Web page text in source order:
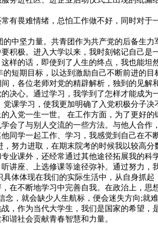
难情绪，总怕工作做不好，同时对于一
力量。共青团作为共产党的后备生力
积极。进入大学以来，我时刻铭记自己
样的话，即使到了人生的终点，我也能坦
目标，以达到激励自己不断前进的目
，各位老师对党的精辟解析，独到的见
决心。通过学习，我学到了怎样才能成为
习，使我更加明确了入党积极分子决
入党一生一世。 在工作方面，为了更好
会了与别人交流的一些方法。与他人合
同学一起工作、学习，我感觉到自己在不
进取，在期末院考的时候我以较高分
业课外，还经常通过其他途径拓展我的
讲座、上选修课等途径弥补。通过努力，
现在我们的实际生活中，从自身抓起
在不断地学习中完善自我。在政治上，思
就会缺少人生航标，便会迷失方向;就难
，作为当代大学生，我们是国家的希望
谐社会贡献青春智慧和力量。